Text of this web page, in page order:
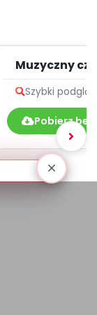
Muzyczny
Szybki podgląd
Pobierz